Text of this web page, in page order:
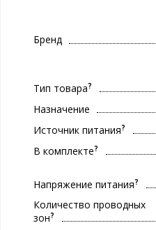
Бренд
Тип товара?
Назначение
Источник питания?
В комплекте?
Напряжение питания?
Количество проводных
зон?